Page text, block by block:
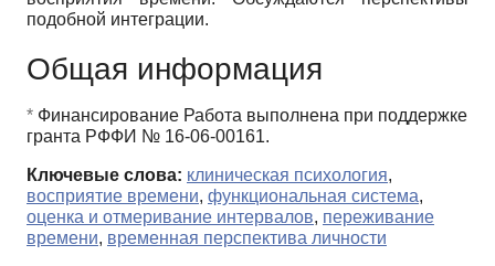
подобной интеграции.
Общая информация
* Финансирование Работа выполнена при поддержке
гранта РФФИ № 16-06-00161.
Ключевые слова: клиническая психология,
восприятие времени, функциональная система,
оценка и отмеривание интервалов, переживание
времени, временная перспектива личности